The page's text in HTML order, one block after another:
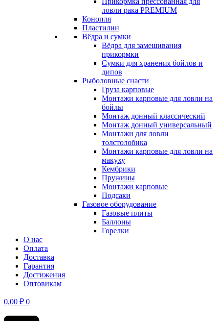
ловли рака PREMIUM
Конопля
Пластилин
Вёдра и сумки
Вёдра для замешивания
прикормки
Сумки для хранения бойлов и
дипов
Рыболовные снасти
Груза карповые
Монтажи карповые для ловли на
бойлы
Монтаж донный классический
Монтаж донный универсальный
Монтажи для ловли
толстолобика
Монтажи карповые для ловли на
макуху
Кембрики
Пружины
Монтажи карповые
Подсаки
Газовое оборудование
Газовые плиты
Баллоны
Горелки
О нас
Оплата
Доставка
Гарантия
Достижения
Оптовикам
0,00 ₽ 0